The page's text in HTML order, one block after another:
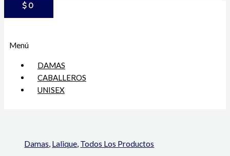
$ 0
Menú
DAMAS
CABALLEROS
UNISEX
Damas, Lalique, Todos Los Productos